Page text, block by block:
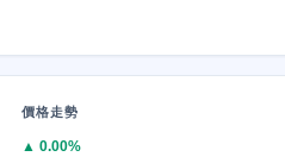
價格走勢
▲ 0.00%